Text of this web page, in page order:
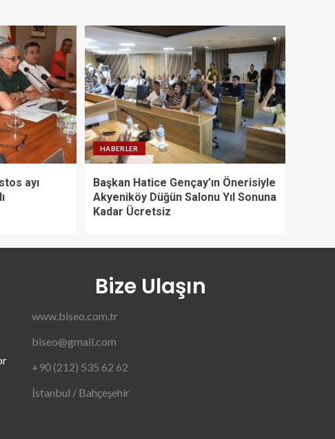
ayı
HABERLER
Başkan Hatice Gençay’ın Önerisiyle
Akyeniköy Düğün Salonu Yıl Sonuna
Kadar Ücretsiz
Bize Ulaşın
www.biseo.com.tr
biseo@gmail.com
+90 (212) 535 62 62
İstanbul / Bahçeşehir